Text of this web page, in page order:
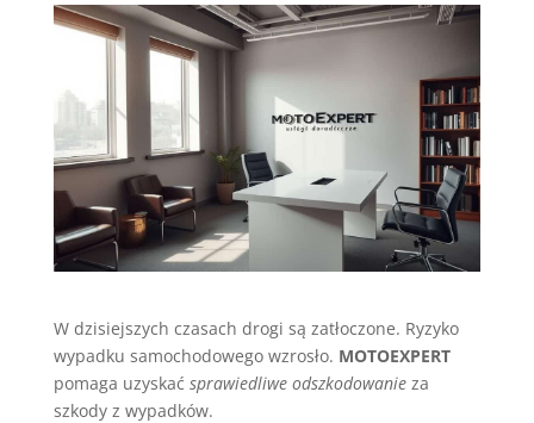
W dzisiejszych czasach drogi są zatłoczone. Ryzyko
wypadku samochodowego wzrosło. MOTOEXPERT
pomaga uzyskać sprawiedliwe odszkodowanieza
szkody z wypadków.